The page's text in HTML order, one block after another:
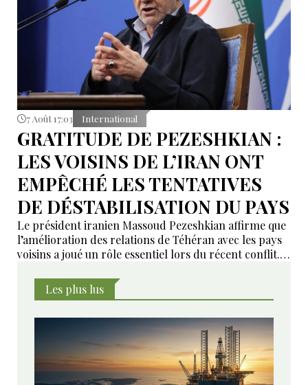
7 Août 17:03 International
GRATITUDE DE PEZESHKIAN :
LES VOISINS DE L’IRAN ONT
EMPÊCHÉ LES TENTATIVES
DE DÉSTABILISATION DU PAYS
Le président iranien Massoud Pezeshkian affirme que
l’amélioration des relations de Téhéran avec les pays
voisins a joué un rôle essentiel lors du récent conflit.
tentatives d’infiltration et de troubles aux frontières
nord-ouest et sud-est de l’Iran.
Les plus lus